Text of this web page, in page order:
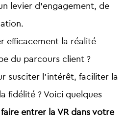
levier d’engagement, de
.
efficacement la réalité
du parcours client ?
susciter l’intérêt, faciliter la
fidélité ? Voici quelques
entrer la VR dans votre